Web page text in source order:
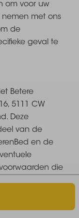
om voor uw
met ons
de
geval te
Betere
5111 CW
Deze
van de
en de
die
alle algemene